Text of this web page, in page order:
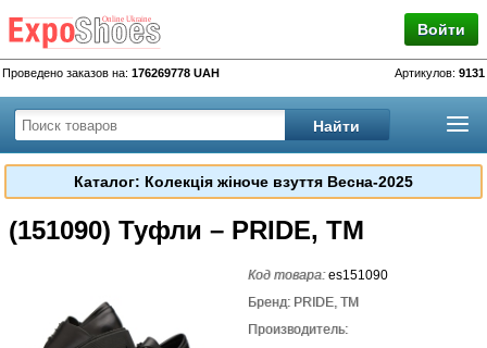
Войти
Проведено заказов на: 176269778 UAH Артикулов: 9131
Каталог: Колекція жіноче взуття Весна-2025
(151090) Туфли – PRIDE, TM
Код товара:es151090
Бренд: PRIDE, TM
Производитель: